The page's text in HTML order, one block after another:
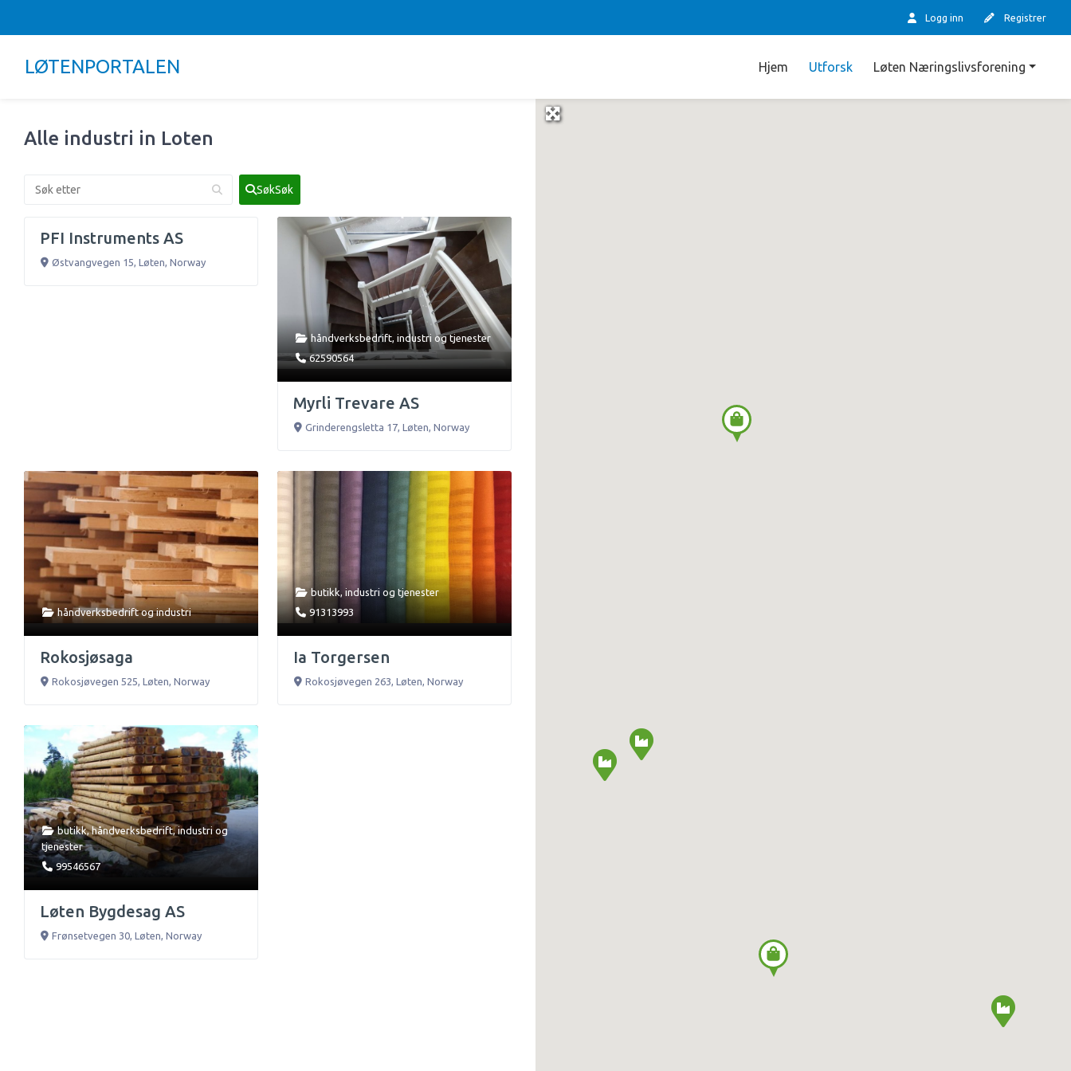
Logg inn Registrer
LØTENPORTALEN Hjem Utforsk Løten Næringslivsforening
Alle industri in Loten
SøkSøk
+4797512431
PFI Instruments AS
Østvangvegen 15, Løten, Norway
håndverksbedrift, industri ogtjenester
62590564
Myrli Trevare AS
Grinderengsletta 17, Løten, Norway
håndverksbedriftogindustri
Rokosjøsaga
Rokosjøvegen 525, Løten, Norway
butikk, industri og tjenester
91313993
Ia Torgersen
Rokosjøvegen 263, Løten, Norway
butikk,håndverksbedrift,industriog
tjenester
99546567
Løten Bygdesag AS
Frønsetvegen 30, Løten, Norway